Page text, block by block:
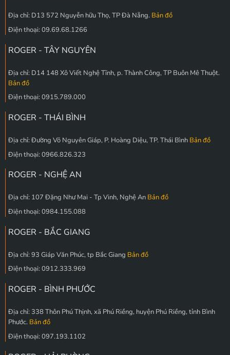
Địa chỉ: D13 572 Nguyễn hữu Thọ, TP Đà Nẵng. Bản đồ
Điện thoại: 09.69.68.1266
ROGER - TÂY NGUYÊN
Địa chỉ: D14 148 Xô Viết Nghệ Tĩnh, p. Thành Công, TP Buôn Mê Thuột.
Bản đồ
Điện thoại: 0915.789.000
ROGER - THÁI BÌNH
Địa chỉ: Đường Võ Nguyên Giáp, P. Hoàng Diệu, TP. Thái Bình Bản đồ
Điện thoại: 0966.826.323
ROGER - NGHỆ AN
Địa chỉ: 107 Đặng Như Mai - Tp Vinh, Nghệ An Bản đồ
Điện thoại: 0984.155.088
ROGER - BẮC GIANG
Địa chỉ: 93 Giáp Văn Phúc, tp Bắc Giang Bản đồ
Điện thoại: 0912.333.969
ROGER - BÌNH PHƯỚC
Địa chỉ: 338 Thôn Phú Thịnh, xã Phú Riềng, huyện Phú Riềng, tỉnh Bình
Phước. Bản đồ
Điện thoại: 097.193.1102